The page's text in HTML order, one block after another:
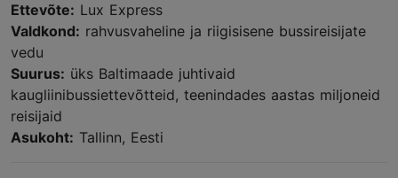
Ettevõte: Lux Express
Valdkond: rahvusvaheline ja riigisisene bussireisijate
vedu
Suurus: üks Baltimaade juhtivaid
kaugliinibussiettevõtteid, teenindades aastas miljoneid
reisijaid
Asukoht: Tallinn, Eesti